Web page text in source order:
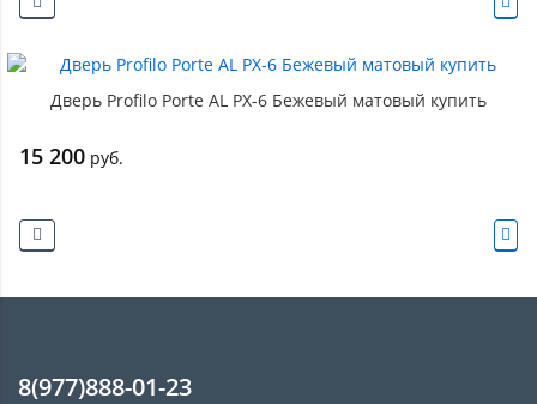
Дверь Profilo Porte AL PX-6 Бежевый матовый купить
15 200 руб.
8(977)888-01-23